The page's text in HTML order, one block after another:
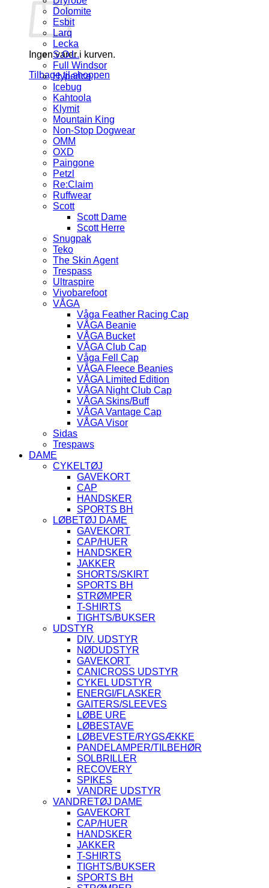
Ingen varer i kurven.
Tilbage til shoppen
Dolomite
Esbit
Larq
Lecka
S.O.L.
Full Windsor
Hyperice
Icebug
Kahtoola
Klymit
Mountain King
Non-Stop Dogwear
OMM
OXD
Paingone
Petzl
Re:Claim
Ruffwear
Scott
Scott Dame
Scott Herre
Snugpak
Teko
The Skin Agent
Trespass
Ultraspire
Vivobarefoot
VÅGA
Våga Feather Racing Cap
VÅGA Beanie
VÅGA Bucket
VÅGA Club Cap
Våga Fell Cap
VÅGA Fleece Beanies
VÅGA Limited Edition
VÅGA Night Club Cap
VÅGA Skins/Buff
VÅGA Vantage Cap
VÅGA Visor
Sidas
Trespaws
DAME
CYKELTØJ
GAVEKORT
CAP
HANDSKER
SPORTS BH
LØBETØJ DAME
GAVEKORT
CAP/HUER
HANDSKER
JAKKER
SHORTS/SKIRT
SPORTS BH
STRØMPER
T-SHIRTS
TIGHTS/BUKSER
UDSTYR
DIV. UDSTYR
NØDUDSTYR
GAVEKORT
CANICROSS UDSTYR
CYKEL UDSTYR
ENERGI/FLASKER
GAITERS/SLEEVES
LØBE URE
LØBESTAVE
LØBEVESTE/RYGSÆKKE
PANDELAMPER/TILBEHØR
SOLBRILLER
RECOVERY
SPIKES
VANDRE UDSTYR
VANDRETØJ DAME
GAVEKORT
CAP/HUER
HANDSKER
JAKKER
T-SHIRTS
TIGHTS/BUKSER
SPORTS BH